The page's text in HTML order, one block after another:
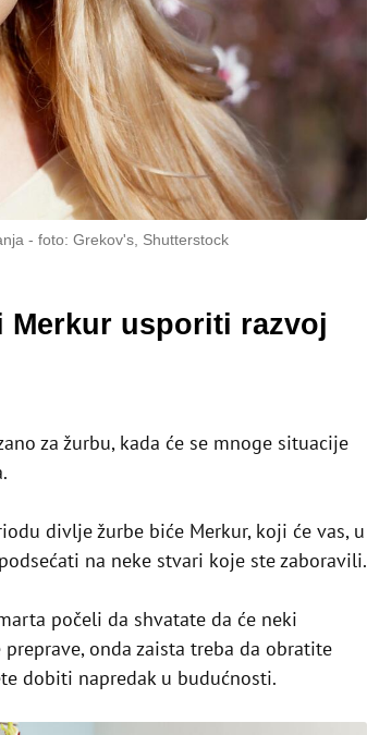
foto: Grekov's, Shutterstock
Merkur usporiti razvoj
za žurbu, kada će se mnoge situacije
divlje žurbe biće Merkur, koji će vas, u
na neke stvari koje ste zaboravili.
počeli da shvatate da će neki
onda zaista treba da obratite
dobiti napredak u budućnosti.